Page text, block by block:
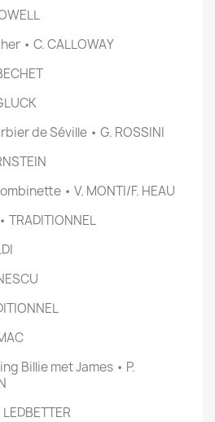
• C. CALLOWAY
de Séville • G. ROSSINI
• V. MONTI/F. HEAU
TRADITIONNEL
Billie met James • P.